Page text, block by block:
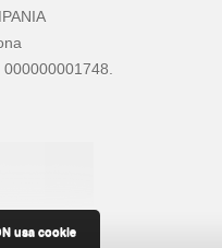
usa cookie